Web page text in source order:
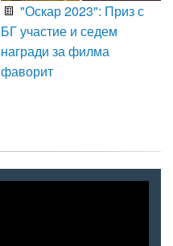
"Оскар 2023": Приз с
БГ участие и седем
награди за филма
фаворит